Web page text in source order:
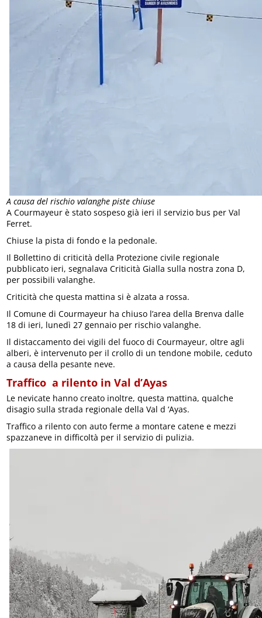
A causa del rischio valanghe piste chiuse
A Courmayeur è stato sospeso già ieri il servizio bus per Val
Ferret.
Chiuse la pista di fondo e la pedonale.
Il Bollettino di criticità della Protezione civile regionale
pubblicato ieri, segnalava Criticità Gialla sulla nostra zona D,
per possibili valanghe.
Criticità che questa mattina si è alzata a rossa.
Il Comune di Courmayeur ha chiuso l’area della Brenva dalle
18 di ieri, lunedì 27 gennaio per rischio valanghe.
Il distaccamento dei vigili del fuoco di Courmayeur, oltre agli
alberi, è intervenuto per il crollo di un tendone mobile, ceduto
a causa della pesante neve.
Traffico a rilento in Val d’Ayas
Le nevicate hanno creato inoltre, questa mattina, qualche
disagio sulla strada regionale della Val d ‘Ayas.
Traffico a rilento con auto ferme a montare catene e mezzi
spazzaneve in difficoltà per il servizio di pulizia.